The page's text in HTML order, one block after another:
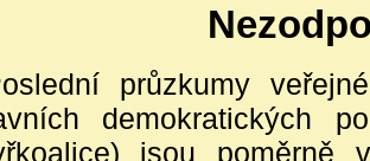
průzkumy
demokratických
jsou poměrně